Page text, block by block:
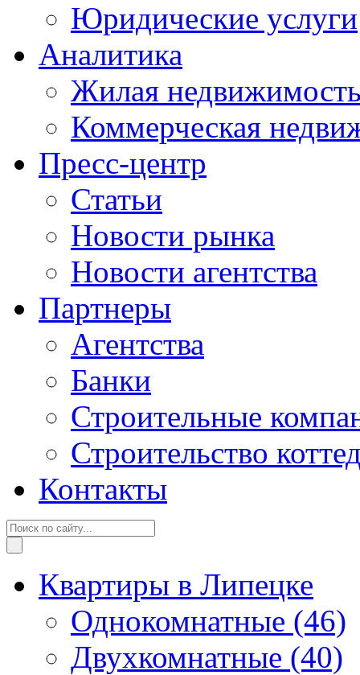
Юридические услуги
Аналитика
Жилая
Коммерческая
Пресс-центр
Статьи
Новости рынка
Новости агентства
Партнеры
Агентства
Банки
Строительные
Строительство
Контакты
Квартиры в Липецке
Однокомнатные (46)
Двухкомнатные (40)